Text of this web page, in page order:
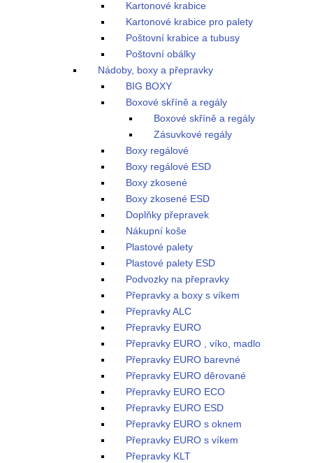
Kartonové krabice
Kartonové krabice pro palety
Poštovní krabice a tubusy
Poštovní obálky
Nádoby, boxy a přepravky
BIG BOXY
Boxové skříně a regály
Boxové skříně a regály
Zásuvkové regály
Boxy regálové
Boxy regálové ESD
Boxy zkosené
Boxy zkosené ESD
Doplňky přepravek
Nákupní koše
Plastové palety
Plastové palety ESD
Podvozky na přepravky
Přepravky a boxy s víkem
Přepravky ALC
Přepravky EURO
Přepravky EURO , víko, madlo
Přepravky EURO barevné
Přepravky EURO děrované
Přepravky EURO ECO
Přepravky EURO ESD
Přepravky EURO s oknem
Přepravky EURO s víkem
Přepravky KLT